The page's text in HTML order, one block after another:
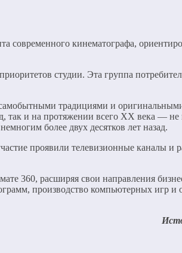
современного кинематографа,
студии. Эта группа
традициями и
и на протяжении всего XX века — не
более двух десятков лет назад.
проявили телевизионные каналы и
360, расширяя свои направления
производство компьютерных игр и